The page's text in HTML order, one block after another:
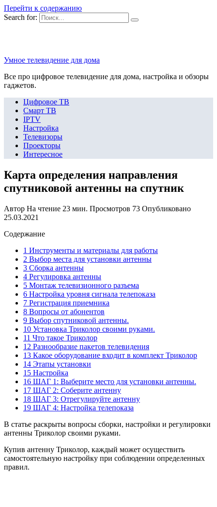
Перейти к содержанию
Search for:
Умное телевидение для дома
Все про цифровое телевидение для дома, настройка и обзоры
гаджетов.
Цифровое ТВ
Смарт ТВ
IPTV
Настройка
Телевизоры
Проекторы
Интересное
Карта определения направления
спутниковой антенны на спутник
Автор На чтение 23 мин. Просмотров 73 Опубликовано
25.03.2021
Содержание
1 Инструменты и материалы для работы
2 Выбор места для установки антенны
3 Сборка антенны
4 Регулировка антенны
5 Монтаж телевизионного разъема
6 Настройка уровня сигнала телепоказа
7 Регистрация приемника
8 Вопросы от абонентов
9 Выбор спутниковой антенны.
10 Установка Триколор своими руками.
11 Что такое Триколор
12 Разнообразие пакетов телевидения
13 Какое оборудование входит в комплект Триколор
14 Этапы установки
15 Настройка
16 ШАГ 1: Выберите место для установки антенны.
17 ШАГ 2: Соберите антенну
18 ШАГ 3: Отрегулируйте антенну
19 ШАГ 4: Настройка телепоказа
В статье раскрыты вопросы сборки, настройки и регулировки
антенны Триколор своими руками.
Купив антенну Триколор, каждый может осуществить
самостоятельную настройку при соблюдении определенных
правил.